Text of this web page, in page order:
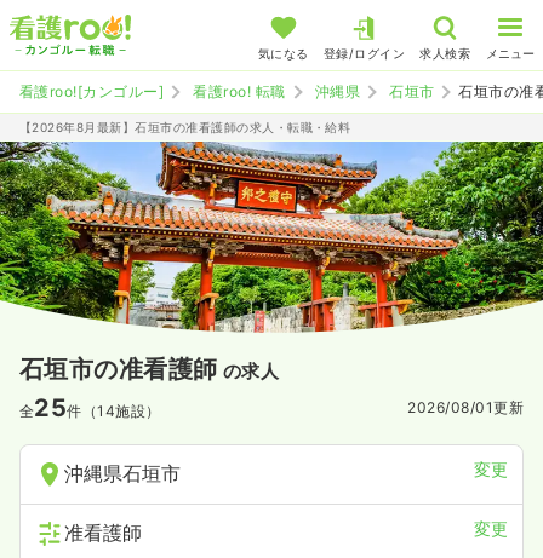
気になる 登録/ログイン 求人検索 メニュー
看護roo![カンゴルー] 看護roo! 転職 沖縄県 石垣市 石垣市の准
【2026年8月最新】石垣市の准看護師の求人・転職・給料
石垣市の准看護師 の求人
全25件（14施設） 2026/08/01更新
沖縄県石垣市 変更
准看護師 変更